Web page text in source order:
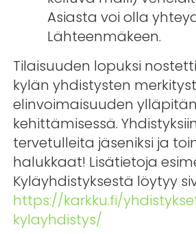
Asiasta voi olla
Lähteenmäkeen.
Tilaisuuden lopuksi
kylän yhdistysten
elinvoimaisuuden
kehittämisessä.
tervetulleita jäseniksi ja
halukkaat! Lisätietoja
Kyläyhdistyksestä löytyy
https://karkku.fi/
kylayhdistys/